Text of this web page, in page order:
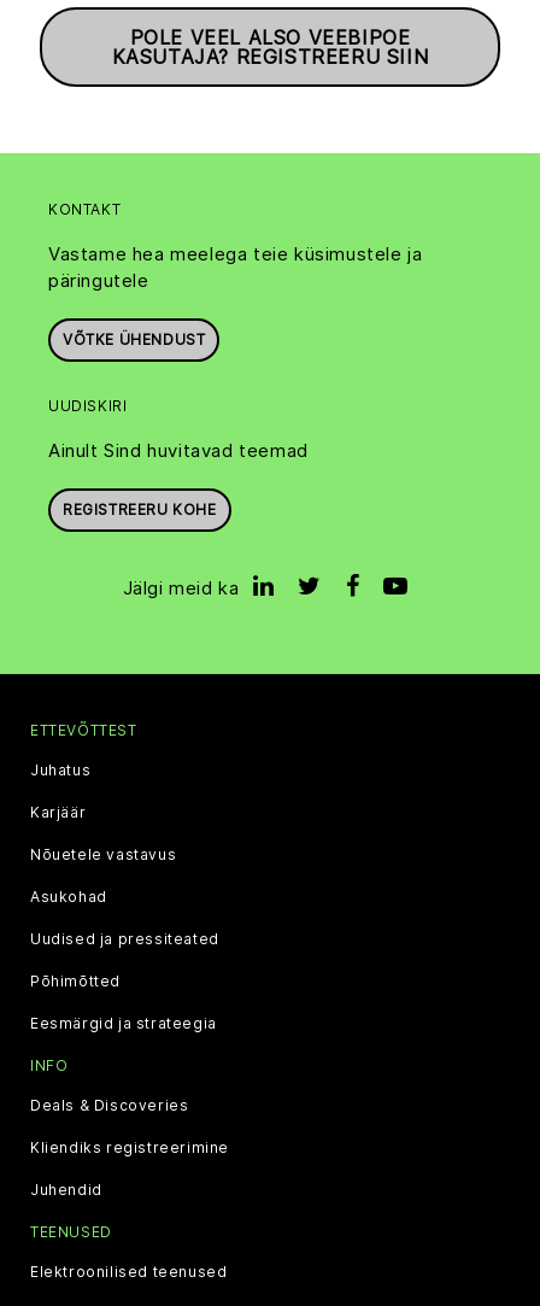
POLE VEEL ALSO VEEBIPOE
KASUTAJA? REGISTREERU SIIN
KONTAKT
Vastame hea meelega teie küsimustele ja
päringutele
VÕTKE ÜHENDUST
UUDISKIRI
Ainult Sind huvitavad teemad
REGISTREERU KOHE
Jälgi meid ka
ETTEVÕTTEST
Juhatus
Karjäär
Nõuetele vastavus
Asukohad
Uudised ja pressiteated
Põhimõtted
Eesmärgid ja strateegia
INFO
Deals & Discoveries
Kliendiks registreerimine
Juhendid
TEENUSED
Elektroonilised teenused